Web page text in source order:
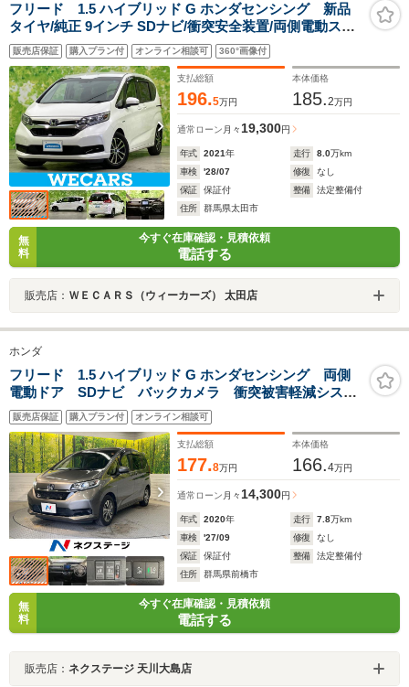
フリード 1.5 ハイブリッド G ホンダセンシング 新品
タイヤ/純正 9インチ SDナビ/衝突安全装置/両側電動スラ
イドドア/車線逸脱防止支援システム/ヘッドランプ
LED/Bluetooth接続/ETC/EBD付ABS/横滑り防止装置
販売店保証 購入プラン付 オンライン相談可 360°画像付
支払総額
196.5万円
本体価格
185.2万円
通常ローン 月々19,300円
年式 2021年 走行 8.0万km
車検
'28/07 修復
なし
保証
保証付 整備
法定整備付
住所
群馬県太田市
無
料
今すぐ在庫確認・見積依頼
電話する
販売店： ＷＥＣＡＲＳ（ウィーカーズ） 太田店
ホンダ
フリード 1.5 ハイブリッド G ホンダセンシング 両側
電動ドア SDナビ バックカメラ 衝突被害軽減システ
ム ハーフレザーシート スマートキー LEDヘッド
ビルトインETC クルコン 純正15インチアルミ オー
トライト オートエアコン
販売店保証 購入プラン付 オンライン相談可
支払総額
177.8万円
本体価格
166.4万円
通常ローン 月々 14,300円
年式 2020年 走行 7.8万km
車検
'27/09 修復
なし
保証
保証付 整備
法定整備付
住所
群馬県前橋市
無
料
今すぐ在庫確認・見積依頼
電話する
販売店： ネクステージ 天川大島店